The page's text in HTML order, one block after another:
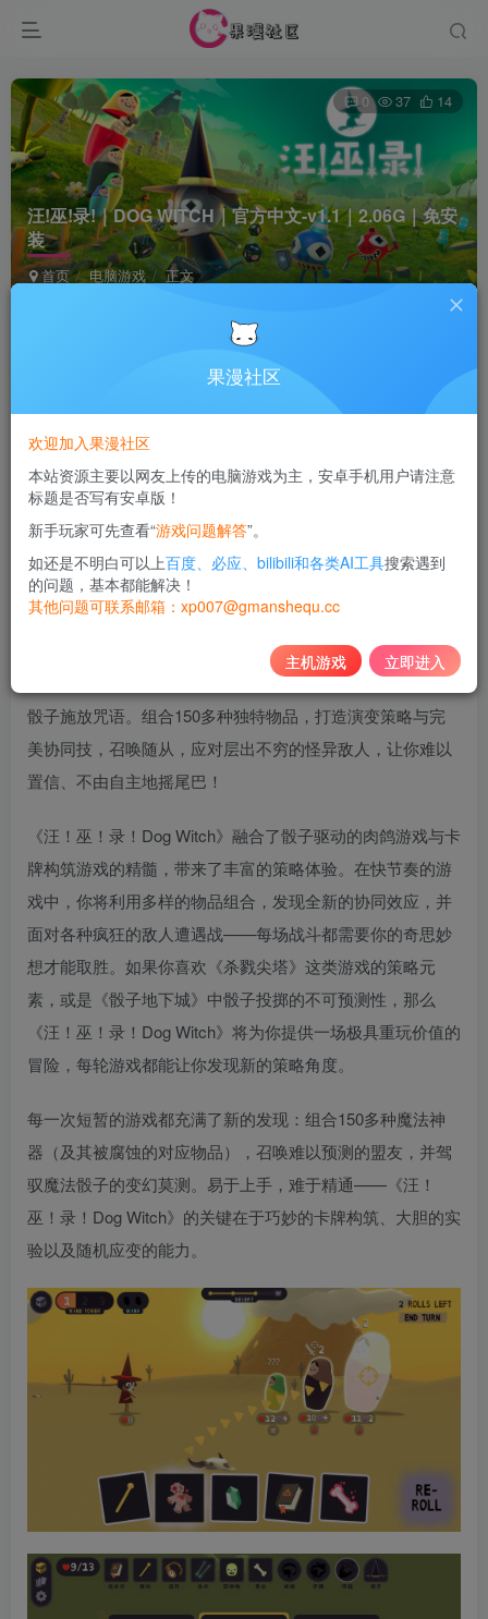
汪!巫!录!｜DOG WITCH｜官方中文-v1.1｜2.06G｜免安
装
首页 电脑游戏 正文
0 37 14
此内容为付费资源，请付费后查看
10
黄金会员免费
《汪！巫！录！Dog Witch》是一款肉鸽卡牌游戏，通过魔法
骰子施放咒语。组合150多种独特物品，打造演变策略与完
美协同技，召唤随从，应对层出不穷的怪异敌人，让你难以
置信、不由自主地摇尾巴！
《汪！巫！录！Dog Witch》融合了骰子驱动的肉鸽游戏与卡
牌构筑游戏的精髓，带来了丰富的策略体验。在快节奏的游
戏中，你将利用多样的物品组合，发现全新的协同效应，并
面对各种疯狂的敌人遭遇战——每场战斗都需要你的奇思妙
想才能取胜。如果你喜欢《杀戮尖塔》这类游戏的策略元
素，或是《骰子地下城》中骰子投掷的不可预测性，那么
《汪！巫！录！Dog Witch》将为你提供一场极具重玩价值的
冒险，每轮游戏都能让你发现新的策略角度。
每一次短暂的游戏都充满了新的发现：组合150多种魔法神
器（及其被腐蚀的对应物品），召唤难以预测的盟友，并驾
驭魔法骰子的变幻莫测。易于上手，难于精通——《汪！
巫！录！Dog Witch》的关键在于巧妙的卡牌构筑、大胆的实
验以及随机应变的能力。
果漫社区
欢迎加入果漫社区
本站资源主要以网友上传的电脑游戏为主，安卓手机用户请注意
标题是否写有安卓版！
新手玩家可先查看“游戏问题解答”。
如还是不明白可以上百度、必应、bilibili和各类AI工具搜索遇到
的问题，基本都能解决！
其他问题可联系邮箱：xp007@gmanshequ.cc
主机游戏 立即进入